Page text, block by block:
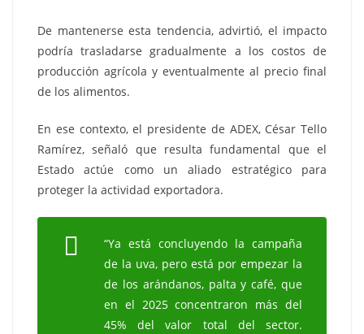
De mantenerse esta tendencia, advirtió, el impacto
podría trasladarse gradualmente a los costos de
producción agrícola y eventualmente al precio final
de los alimentos.
En ese contexto, el presidente de ADEX, César Tello
Ramírez, señaló que resulta fundamental que el
Estado actúe como un aliado estratégico para
proteger la actividad exportadora.
“Ya está concluyendo la campaña
de la uva, pero está por empezar la
de los arándanos, palta y café, que
en el 2025 concentraron más del
45% del valor total del sector.